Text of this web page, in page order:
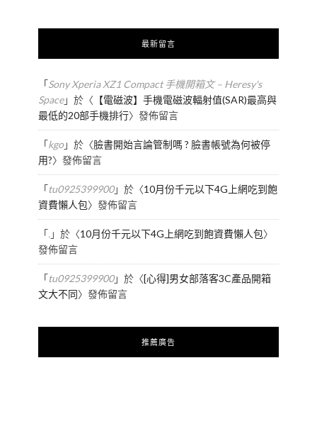
最新留言
「Sony Xperia XZ1 Compact 手機開箱文 – Heresy's
Space」於〈 【電磁波】手機電磁波輻射值(SAR)最高與
最低的20部手機排行〉發佈留言
「kgo」於〈臉書開始言論管制嗎 ? 臉書帳號為何被停
用?〉發佈留言
「tu0925399900」於〈10月份千元以下4G上網吃到飽
資費懶人包〉發佈留言
「.」於〈10月份千元以下4G上網吃到飽資費懶人包〉
發佈留言
「tu0925399900」於〈[心得]男女部落客3C產品開箱
文大不同〉發佈留言
推薦廣告